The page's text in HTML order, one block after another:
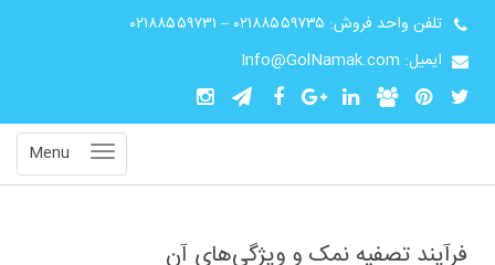
تلفن واحد فروش: ۰۲۱۸۸۵۵۹۷۳۵ – ۰۲۱۸۸۵۵۹۷۳۱
ایمیل: Info@GolNamak.com
Menu
فرآیند تصفیه نمک و ویژگی‌های آن